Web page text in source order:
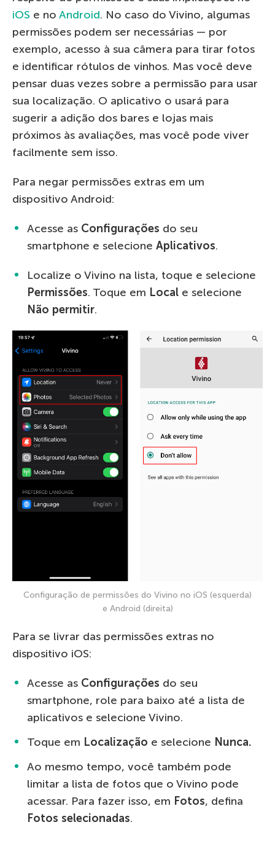
iOS e no Android. No caso do Vivino, algumas
permissões podem ser necessárias — por
exemplo, acesso à sua câmera para tirar fotos
e identificar rótulos de vinhos. Mas você deve
pensar duas vezes sobre a permissão para usar
sua localização. O aplicativo o usará para
sugerir a adição dos bares e lojas mais
próximos às avaliações, mas você pode viver
facilmente sem isso.
Para negar permissões extras em um
dispositivo Android:
Acesse as Configurações do seu
smartphone e selecione Aplicativos.
Localize o Vivino na lista, toque e selecione
Permissões. Toque em Local e selecione
Não permitir.
Configuração de permissões do Vivino no iOS (esquerda)
e Android (direita)
Para se livrar das permissões extras no
dispositivo iOS:
Acesse as Configurações do seu
smartphone, role para baixo até a lista de
aplicativos e selecione Vivino.
Toque em Localização e selecione Nunca.
Ao mesmo tempo, você também pode
limitar a lista de fotos que o Vivino pode
acessar. Para fazer isso, em Fotos, defina
Fotos selecionadas.